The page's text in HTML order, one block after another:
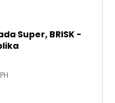
Super, BRISK -